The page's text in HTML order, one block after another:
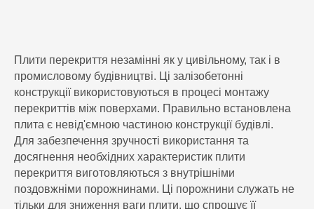
Плити перекриття незамінні як у цивільному, так і в
промисловому будівництві. Ці залізобетонні
конструкції використовуються в процесі монтажу
перекриттів між поверхами. Правильно встановлена
плита є невід'ємною частиною конструкції будівлі.
Для забезпечення зручності використання та
досягнення необхідних характеристик плити
перекриття виготовляються з внутрішніми
поздовжніми порожнинами. Ці порожнини служать не
тільки для зниження ваги плити, що спрощує її